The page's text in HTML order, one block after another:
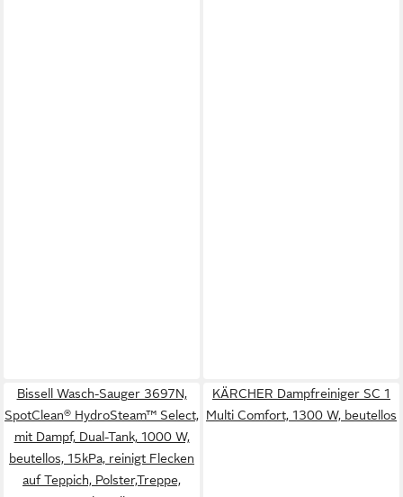
Bissell Wasch-Sauger 3697N,
SpotClean® HydroSteam™ Select,
mit Dampf, Dual-Tank, 1000 W,
beutellos, 15kPa, reinigt Flecken
auf Teppich, Polster,Treppe,
KÄRCHER Dampfreiniger SC 1
Multi Comfort, 1300 W, beutellos